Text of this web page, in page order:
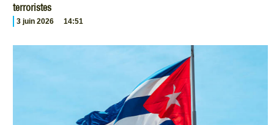
terroristes
3 juin 2026 14:51